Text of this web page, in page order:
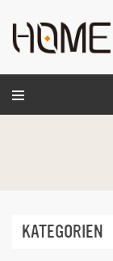
KATEGORIEN